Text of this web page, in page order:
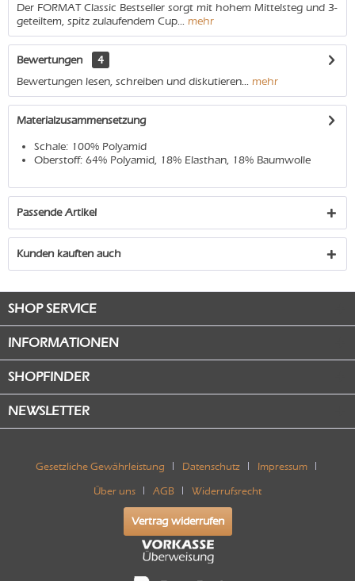
Der FORMAT Classic Bestseller sorgt mit hohem Mittelsteg und 3-
geteiltem, spitz zulaufendem Cup... mehr
Bewertungen
4
Bewertungen lesen, schreiben und diskutieren... mehr
Materialzusammensetzung
Schale: 100% Polyamid
Oberstoff: 64% Polyamid, 18% Elasthan, 18% Baumwolle
Passende Artikel
Kunden kauften auch
SHOP SERVICE
INFORMATIONEN
SHOPFINDER
NEWSLETTER
Gesetzliche Gewährleistung Datenschutz Impressum
Über uns AGB Widerrufsrecht
Vertrag widerrufen